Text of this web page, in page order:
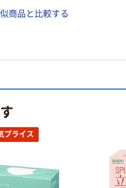
商品と比較する
プライス